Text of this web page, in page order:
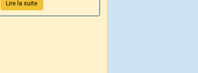
par le Conseil
Lire la suite